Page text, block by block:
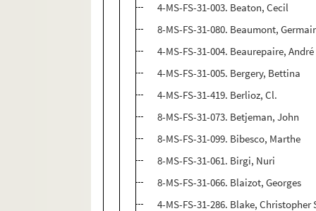
4-MS-FS-31-003. Beaton, Cecil
8-MS-FS-31-080. Beaumont,
4-MS-FS-31-004. Beaurepaire, André
4-MS-FS-31-005. Bergery, Bettina
4-MS-FS-31-419. Berlioz, Cl.
8-MS-FS-31-073. Betjeman, John
8-MS-FS-31-099. Bibesco, Marthe
8-MS-FS-31-061. Birgi, Nuri
8-MS-FS-31-066. Blaizot, Georges
4-MS-FS-31-286. Blake, Christopher